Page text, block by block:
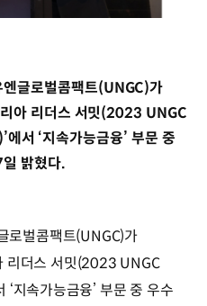
글로벌콤팩트(UNGC)가
아 리더스 서밋(2023 UNGC
서 ‘지속가능금융’ 부문 중
밝혔다.
로벌콤팩트(UNGC)가
리더스 서밋(2023 UNGC
지속가능금융’ 부문 중 우수